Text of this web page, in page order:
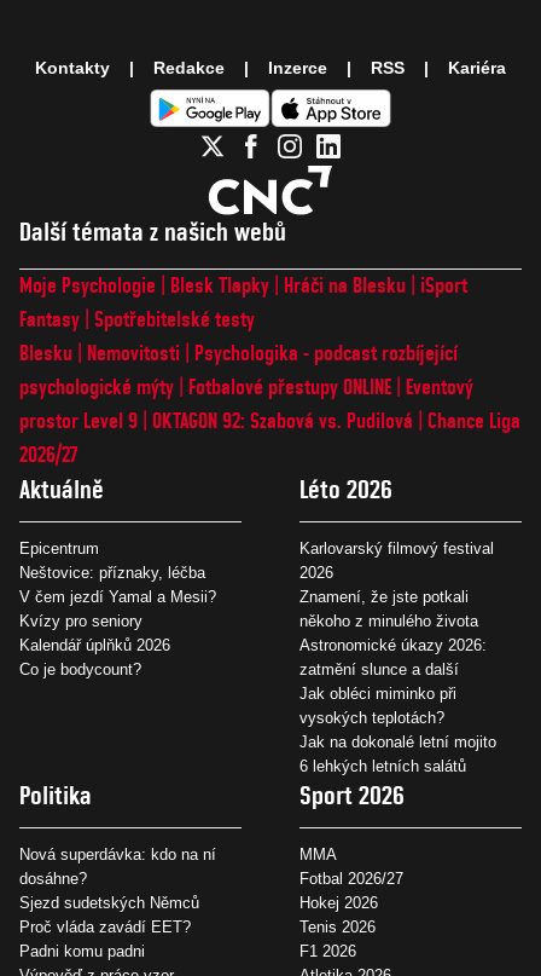
Další témata z našich webů
Moje Psychologie Blesk Tlapky Hráči na Blesku
iSport
Fantasy Spotřebitelské testy
Blesku
Nemovitosti
Psychologika - podcast rozbíjející
psychologické mýty
Fotbalové přestupy ONLINE
Eventový
prostor Level 9 OKTAGON 92: Szabová vs. Pudilová
Chance Liga
2026/27
Aktuálně
Epicentrum
Neštovice: příznaky, léčba
V čem jezdí Yamal a Mesii?
Kvízy pro seniory
Kalendář úplňků 2026
Co je bodycount?
Léto 2026
Karlovarský filmový festival
2026
Znamení, že jste potkali
někoho z minulého života
Astronomické úkazy 2026:
zatmění slunce a další
Jak obléci miminko při
vysokých teplotách?
Jak na dokonalé letní mojito
6 lehkých letních salátů
Politika
Nová superdávka: kdo na ní
dosáhne?
Sjezd sudetských Němců
Proč vláda zavádí EET?
Padni komu padni
Sport 2026
MMA
Fotbal 2026/27
Hokej 2026
Tenis 2026
F1 2026
Kontakty Redakce Inzerce RSS Kariéra